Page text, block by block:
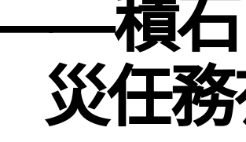
積石
災任